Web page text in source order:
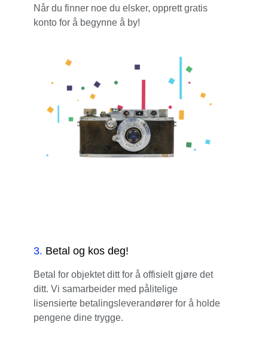
Når du finner noe du elsker, opprett gratis
konto for å begynne å by!
3. Betal og kos deg!
Betal for objektet ditt for å offisielt gjøre det
ditt. Vi samarbeider med pålitelige
lisensierte betalingsleverandører for å holde
pengene dine trygge.